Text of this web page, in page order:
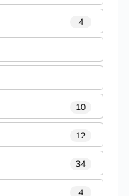
4
10
12
34
4